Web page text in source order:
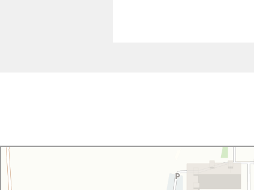
УралЭкспорт
Железнодорожная техника и оборудование в Челябинске